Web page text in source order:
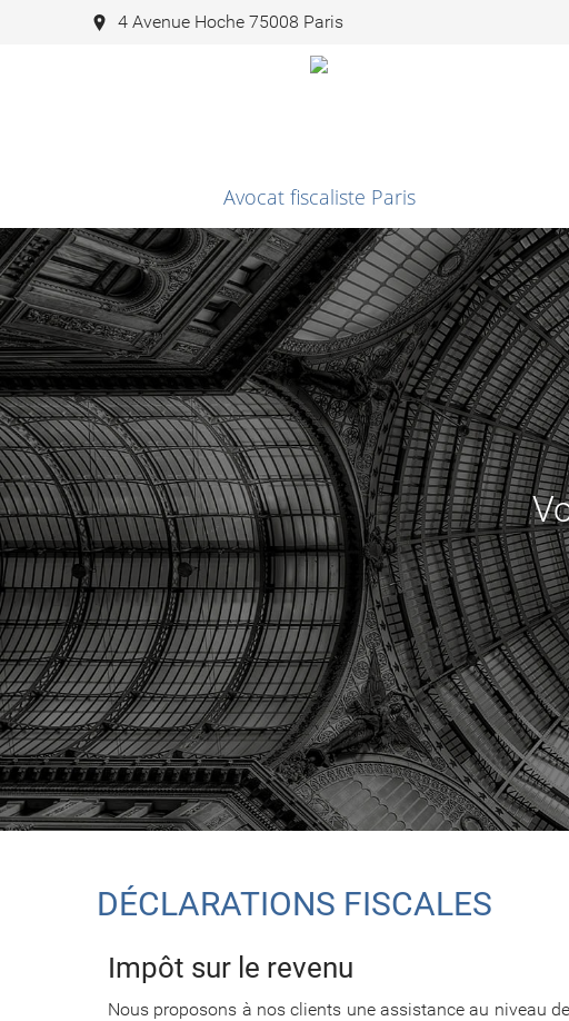
Avocat fiscaliste Paris
4 Avenue Hoche 75008 Paris
DÉCLARATIONS FISCALES
Impôt sur le revenu
Nous proposons à nos clients une assistance au niveau